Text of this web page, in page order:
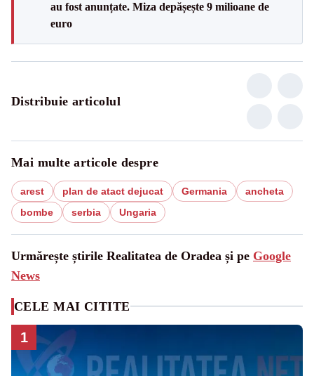
au fost anunțate. Miza depășește 9 milioane de
euro
Distribuie articolul
Mai multe articole despre
arest plan de atact dejucat Germania
ancheta
bombe
serbia Ungaria
Urmărește știrile Realitatea de Oradea și pe Google
News
CELE MAI CITITE
1